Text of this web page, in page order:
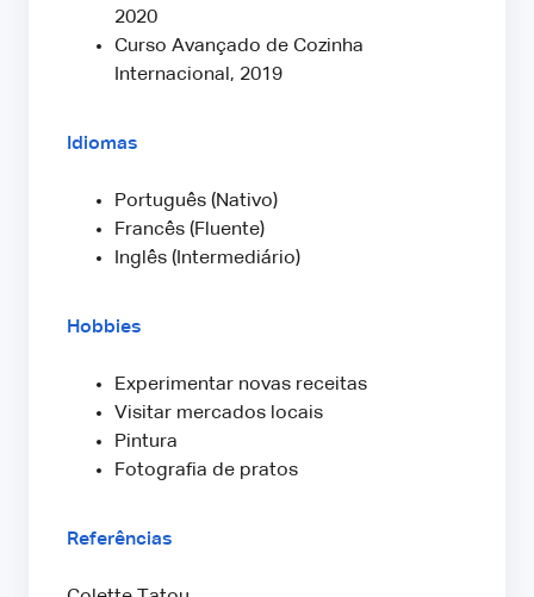
2020
Curso Avançado de Cozinha
Internacional, 2019
Idiomas
Português (Nativo)
Francês (Fluente)
Inglês (Intermediário)
Hobbies
Experimentar novas receitas
Visitar mercados locais
Pintura
Fotografia de pratos
Referências